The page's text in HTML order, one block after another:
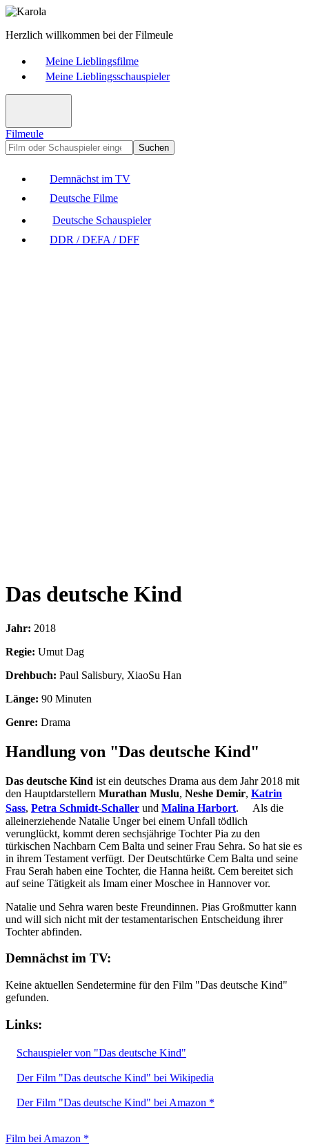
Herzlich willkommen bei der Filmeule
Meine Lieblingsfilme
Meine Lieblingsschauspieler
Filmeule
Suchen
Demnächst im TV
Deutsche Filme
Deutsche Schauspieler
DDR / DEFA / DFF
Das deutsche Kind
Jahr: 2018
Regie: Umut Dag
Drehbuch: Paul Salisbury, XiaoSu Han
Länge: 90 Minuten
Genre: Drama
Handlung von "Das deutsche Kind"
Das deutsche Kind ist ein deutsches Drama aus dem Jahr 2018 mit
den Hauptdarstellern Murathan Muslu, Neshe Demir, Katrin
Sass, Petra Schmidt-Schaller und Malina Harbort. Als die
alleinerziehende Natalie Unger bei einem Unfall tödlich
verunglückt, kommt deren sechsjährige Tochter Pia zu den
türkischen Nachbarn Cem Balta und seiner Frau Sehra. So hat sie es
in ihrem Testament verfügt. Der Deutschtürke Cem Balta und seine
Frau Serah haben eine Tochter, die Hanna heißt. Cem bereitet sich
auf seine Tätigkeit als Imam einer Moschee in Hannover vor.
Natalie und Sehra waren beste Freundinnen. Pias Großmutter kann
und will sich nicht mit der testamentarischen Entscheidung ihrer
Tochter abfinden.
Demnächst im TV:
Keine aktuellen Sendetermine für den Film "Das deutsche Kind"
gefunden.
Links:
Schauspieler von "Das deutsche Kind"
Der Film "Das deutsche Kind" bei Wikipedia
Der Film "Das deutsche Kind" bei Amazon *
Film bei Amazon *